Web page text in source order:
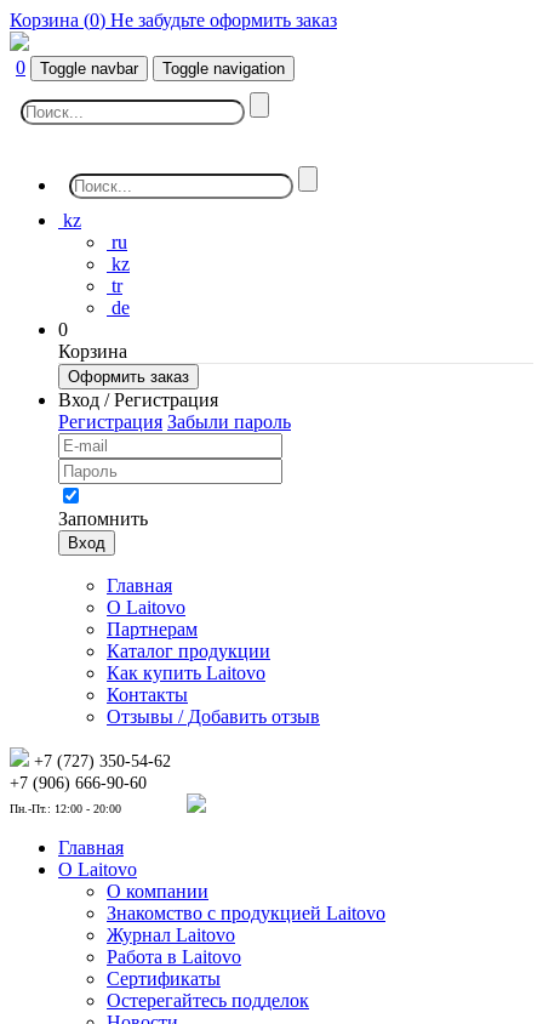
Корзина (0) Не забудьте оформить заказ
0 Toggle navbar Toggle navigation
kz
ru
kz
tr
de
0
Корзина
Оформить заказ
Вход / Регистрация
Регистрация Забыли пароль
Запомнить
Вход
Главная
О Laitovo
Партнерам
Каталог продукции
Как купить Laitovo
Контакты
Отзывы / Добавить отзыв
+7 (727) 350-54-62
+7 (906) 666-90-60
Пн.-Пт.: 12:00 - 20:00
Главная
О Laitovo
О компании
Знакомство с продукцией Laitovo
Журнал Laitovo
Работа в Laitovo
Сертификаты
Остерегайтесь подделок